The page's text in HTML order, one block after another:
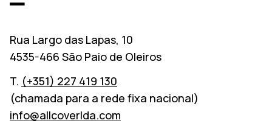
Rua Largo das Lapas, 10
4535-466 São Paio de Oleiros
T. (+351) 227 419 130
(chamada para a rede fixa nacional)
info@allcoverlda.com